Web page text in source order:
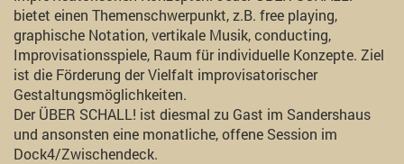
bietet einen Themenschwerpunkt, z.B. free playing,
graphische Notation, vertikale Musik, conducting,
Improvisationsspiele, Raum für individuelle Konzepte. Ziel
ist die Förderung der Vielfalt improvisatorischer
Gestaltungsmöglichkeiten.
Der ÜBER SCHALL! ist diesmal zu Gast im Sandershaus
und ansonsten eine monatliche, offene Session im
Dock4/Zwischendeck.